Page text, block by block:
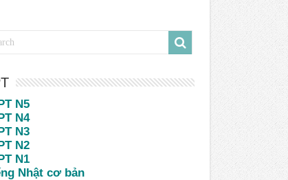
N5
N4
N3
N2
N1
Nhật cơ bản